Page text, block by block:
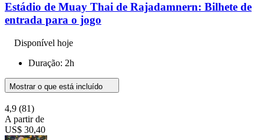
Estádio de Muay Thai de Rajadamnern: Bilhete de
entrada para o jogo
Disponível hoje
Duração: 2h
Mostrar o que está incluído
4,9 (81)
A partir de
US$ 30,40